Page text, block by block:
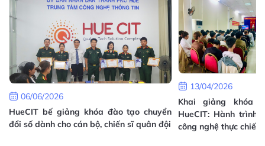
06/06/2026
HueCIT bế giảng khóa đào tạo chuyển
đổi số dành cho cán bộ, chiến sĩ quân đội
13/04/2026
Khai giảng khóa
HueCIT: Hành trình
công nghệ thực chiến